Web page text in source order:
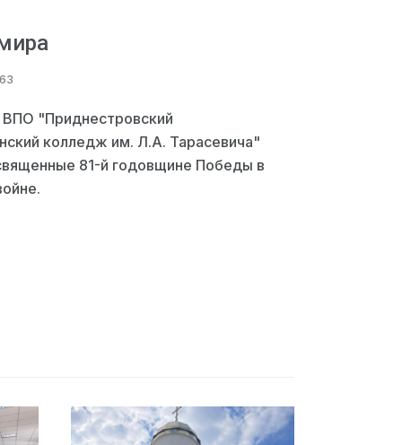
"Приднестровский
колледж им. Л.А. Тарасевича"
81-й годовщине Победы в